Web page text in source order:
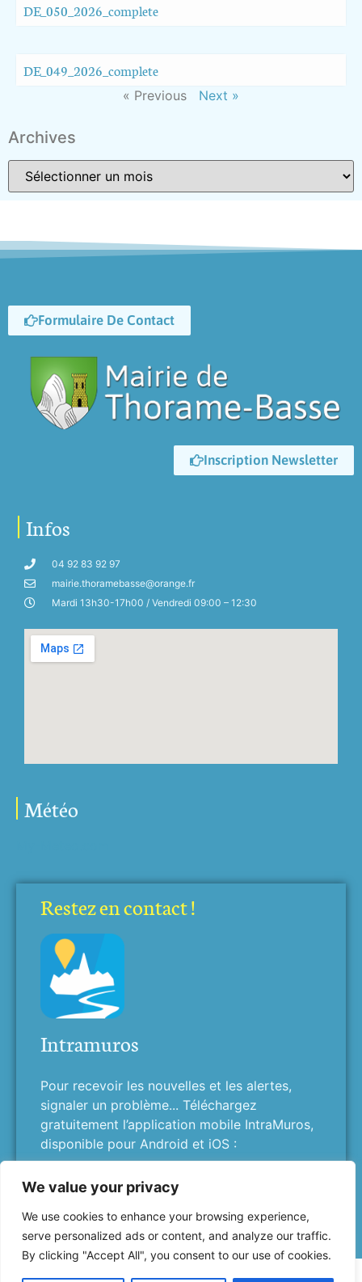
We value your privacy
We use cookies to enhance your browsing experience,
serve personalized ads or content, and analyze our traffic.
By clicking "Accept All", you consent to our use of cookies.
DE_050_2026_complete
DE_049_2026_complete
« Previous Next »
Archives
Formulaire De Contact
Inscription Newsletter
Infos
04 92 83 92 97
mairie.thoramebasse@orange.fr
Mardi 13h30-17h00 / Vendredi 09:00 – 12:30
Météo
Restez en contact !
Intramuros
Pour recevoir les nouvelles et les alertes,
signaler un problème... Téléchargez
gratuitement l’application mobile IntraMuros,
disponible pour Android et iOS :